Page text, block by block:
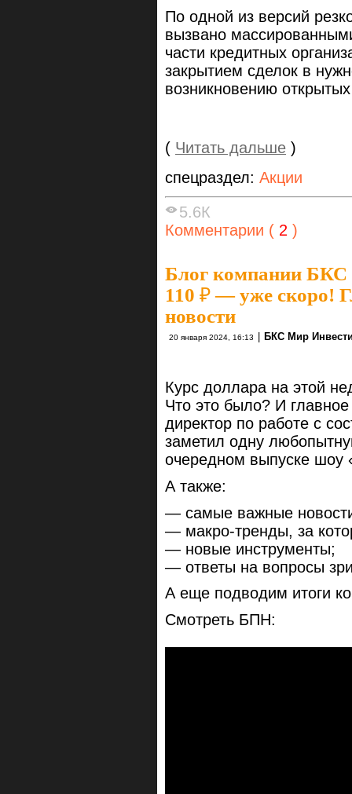
По одной из версий
вызвано
части кредитных
закрытием сделок в
возникновению
( Читать дальше )
спецраздел: Акции
5.6К
Комментарии ( 2 )
Блог компании БКС
110 ₽ — уже скоро!
новости
20 января 2024, 16:13 БКС Мир
Курс доллара на этой
Что это было? И
директор по работе с
заметил одну
очередном выпуске шоу
А также:
— самые важные
— макро-тренды, за
— новые инструменты;
— ответы на вопросы
А еще подводим итоги
Смотреть БПН: